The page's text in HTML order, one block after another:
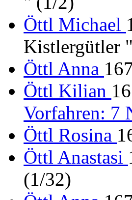
Öttl Michael
Kistlergütler
Öttl Anna
Öttl Kilian
Vorfahren: 7
Öttl Rosina
Öttl Anastasi
(1/32)